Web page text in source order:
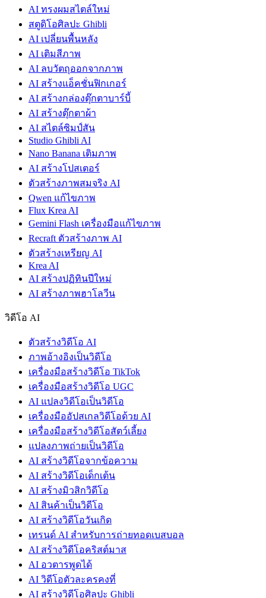
AI ทรงผมสไตล์ใหม่
สตูดิโอศิลปะ Ghibli
AI เปลี่ยนพื้นหลัง
AI เติมสีภาพ
AI ลบวัตถุออกจากภาพ
AI สร้างแอ็คชั่นฟิกเกอร์
AI สร้างกล่องตุ๊กตาบาร์บี้
AI สร้างตุ๊กตาผ้า
AI สไตล์ซิมป์สัน
Studio Ghibli AI
Nano Banana เติมภาพ
AI สร้างโปสเตอร์
ตัวสร้างภาพสมจริง AI
Qwen แก้ไขภาพ
Flux Krea AI
Gemini Flash เครื่องมือแก้ไขภาพ
Recraft ตัวสร้างภาพ AI
ตัวสร้างเหรียญ AI
Krea AI
AI สร้างปฏิทินปีใหม่
AI สร้างภาพฮาโลวีน
วิดีโอ AI
ตัวสร้างวิดีโอ AI
ภาพอ้างอิงเป็นวิดีโอ
เครื่องมือสร้างวิดีโอ TikTok
เครื่องมือสร้างวิดีโอ UGC
AI แปลงวิดีโอเป็นวิดีโอ
เครื่องมืออัปสเกลวิดีโอด้วย AI
เครื่องมือสร้างวิดีโอสัตว์เลี้ยง
แปลงภาพถ่ายเป็นวิดีโอ
AI สร้างวิดีโอจากข้อความ
AI สร้างวิดีโอเด็กเต้น
AI สร้างมิวสิกวิดีโอ
AI สินค้าเป็นวิดีโอ
AI สร้างวิดีโอวันเกิด
เทรนด์ AI สำหรับการถ่ายทอดเบสบอล
AI สร้างวิดีโอคริสต์มาส
AI อวตารพูดได้
AI วิดีโอตัวละครคงที่
AI สร้างวิดีโอศิลปะ Ghibli